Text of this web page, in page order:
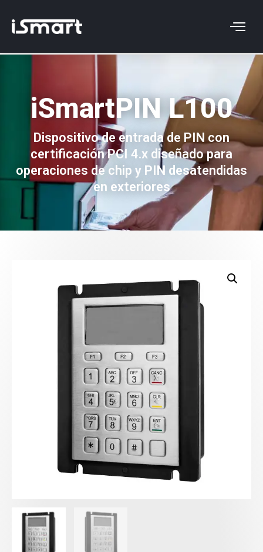
iSmartPIN L100
Dispositivo de entrada de PIN con
certificación PCI 4.x diseñado para
operaciones de chip y PIN desatendidas
en exteriores